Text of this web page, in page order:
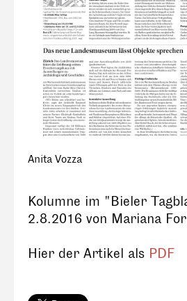
Anita Vozza
Kolumne im "Bieler
2.8.2016 von Mariana
Hier der Artikel als PDF